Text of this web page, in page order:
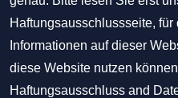
Haftungsausschlussseite,
Informationen auf dieser
diese Website nutzen
Haftungsausschluss and